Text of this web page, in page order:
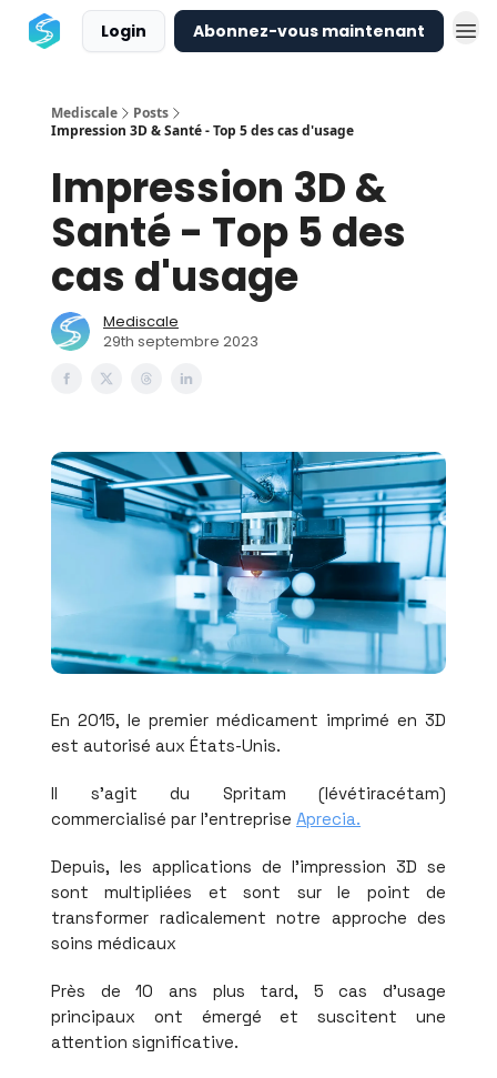
Login Abonnez-vous maintenant
Mediscale
Posts
Impression 3D & Santé - Top 5 des cas d'usage
Impression 3D &
Santé - Top 5 des
cas d'usage
Mediscale
29th septembre 2023
En 2015, le premier médicament imprimé en 3D
est autorisé aux États-Unis.
Il s'agit du Spritam (lévétiracétam)
commercialisé par l'entreprise Aprecia.
Depuis, les applications de l'impression 3D se
sont multipliées et sont sur le point de
transformer radicalement notre approche des
soins médicaux
Près de 10 ans plus tard, 5 cas d'usage
principaux ont émergé et suscitent une
attention significative.